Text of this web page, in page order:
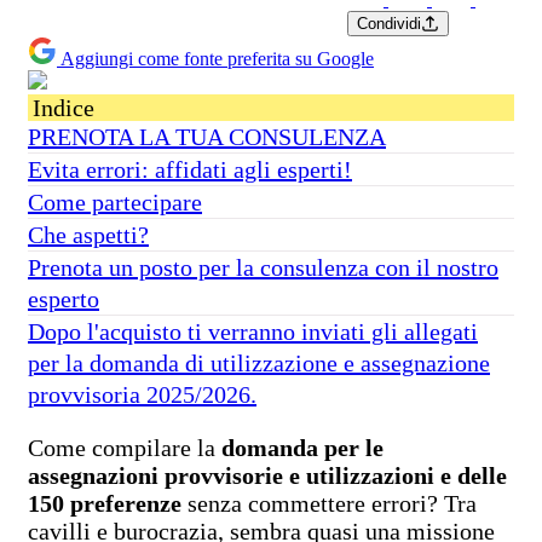
Condividi
Aggiungi come fonte preferita su Google
Indice
PRENOTA LA TUA CONSULENZA
Evita errori: affidati agli esperti!
Come partecipare
Che aspetti?
Prenota un posto per la consulenza con il nostro
esperto
Dopo l'acquisto ti verranno inviati gli allegati
per la domanda di utilizzazione e assegnazione
provvisoria 2025/2026.
Come compilare la domanda per le
assegnazioni provvisorie e utilizzazioni e delle
150 preferenze senza commettere errori? Tra
cavilli e burocrazia, sembra quasi una missione